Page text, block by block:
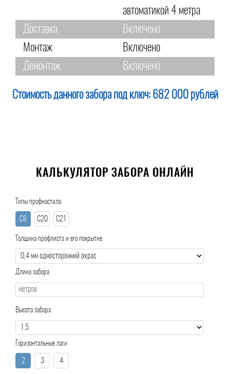
автоматикой 4 метра
Доставка
Включено
Монтаж
Включено
Демонтаж
Включено
Стоимость данного забора под ключ: 682 000 рублей
КАЛЬКУЛЯТОР ЗАБОРА ОНЛАЙН
Типы профнастила
С8 С20 С21
Толщина профлиста и его покрытие
Длина забора
Высота забора
Горизонтальные лаги
2 3 4